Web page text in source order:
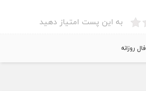
به این پست امتیاز دهید
فال روزانه